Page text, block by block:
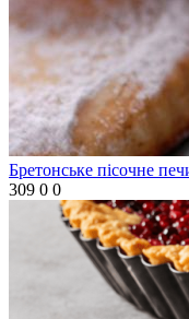
Бретонське пісочне
309 0 0